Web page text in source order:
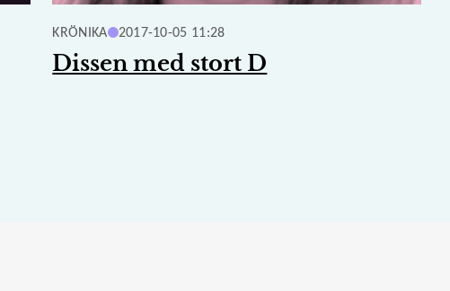
KRÖNIKA 2017-10-05 11:28
Dissen med stort D